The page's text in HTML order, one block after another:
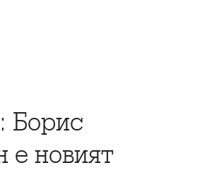
Борис
новият